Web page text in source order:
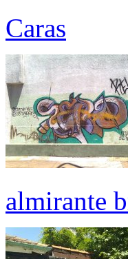
Caras
almirante